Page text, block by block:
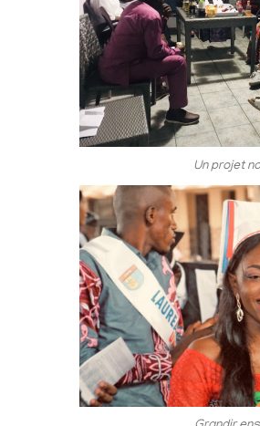
Un projet